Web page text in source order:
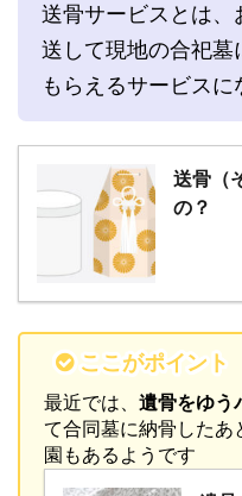
送骨サービスとは、
送して現地の合祀墓
もらえるサービスに
送骨（
の？
ここがポイント
最近では、 遺骨をゆう
て合同墓に納骨したあ
園もあるようです